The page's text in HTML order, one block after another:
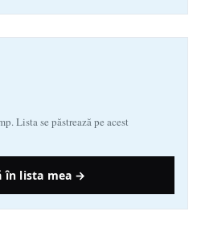
Lista se păstrează pe acest
în lista mea →